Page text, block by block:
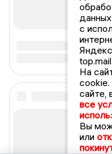
данных
с
На
cookie.
сайте,
все
Вы
или